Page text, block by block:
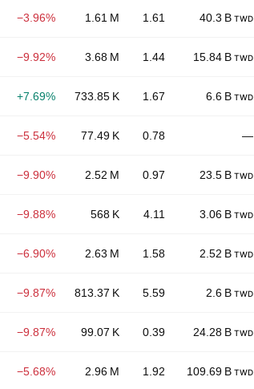
−3.96% 1.61 M 1.61 40.3 B TWD
−9.92% 3.68 M 1.44 15.84 B TWD
+7.69% 733.85 K 1.67 6.6 B TWD
−5.54% 77.49 K 0.78 —
−9.90% 2.52 M 0.97 23.5 B TWD
−9.88% 568 K 4.11 3.06 B TWD
−6.90% 2.63 M 1.58 2.52 B TWD
−9.87% 813.37 K 5.59 2.6 B TWD
−9.87% 99.07 K 0.39 24.28 B TWD
−5.68% 2.96 M 1.92 109.69 B TWD